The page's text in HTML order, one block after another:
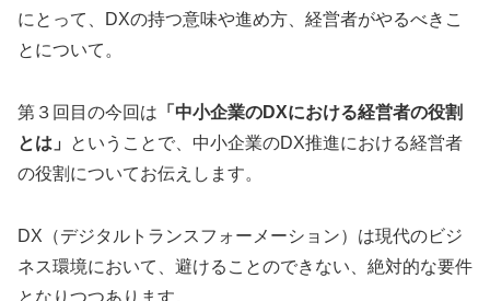
にとって、DXの持つ意味や進め方、経営者がやるべきこ
とについて。
第３回目の今回は 「中小企業のDXにおける経営者の役割
とは」
ということで、中小企業のDX推進における経営者
の役割についてお伝えします。
DX（デジタルトランスフォーメーション）は現代のビジ
ネス環境において、避けることのできない、絶対的な要件
となりつつあります。